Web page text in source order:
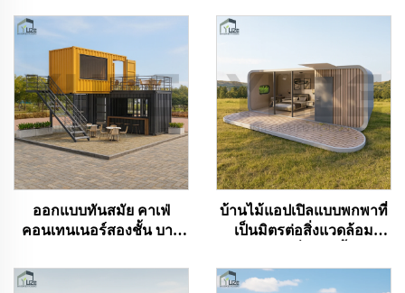
ออกแบบทันสมัย คาเฟ่
คอนเทนเนอร์สองชั้น บาร์
ขนส่ง สำหรับขาย
บ้านไม้แอปเปิลแบบพกพาที่
เป็นมิตรต่อสิ่งแวดล้อม
และธุรกิจการท่องเที่ยว